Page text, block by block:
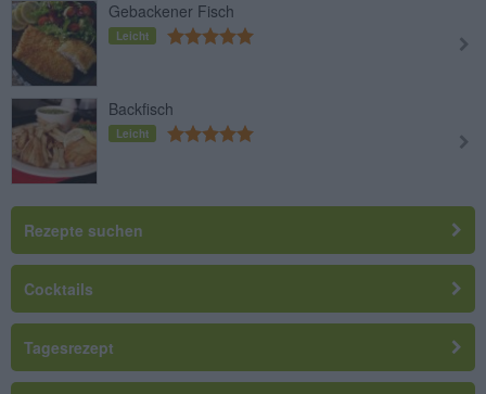
Gebackener Fisch
Leicht
Backfisch
Leicht
Rezepte suchen
Cocktails
Tagesrezept